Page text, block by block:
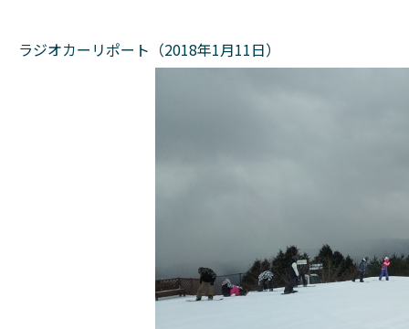
ラジオカーリポート（2018年1月11日）